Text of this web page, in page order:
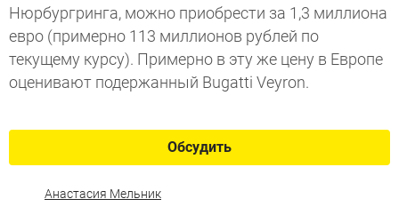
Нюрбургринга, можно приобрести за 1,3 миллиона
евро (примерно 113 миллионов рублей по
текущему курсу). Примерно в эту же цену в Европе
оценивают подержанный Bugatti Veyron.
Обсудить
Анастасия Мельник